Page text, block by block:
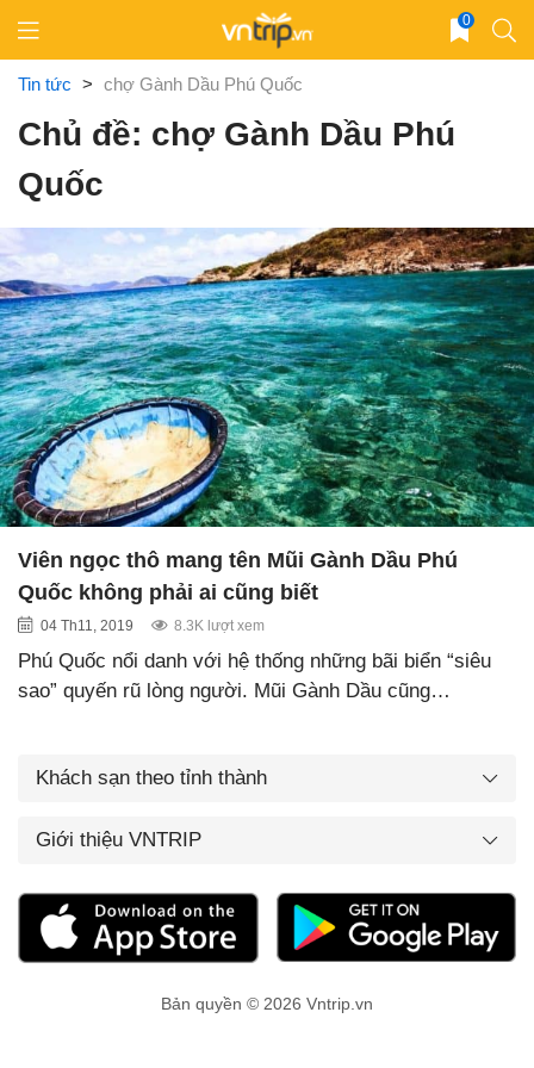
content
0
Tin tức > chợ Gành Dầu Phú Quốc
Chủ đề: chợ Gành Dầu Phú
Quốc
Viên ngọc thô mang tên Mũi Gành Dầu Phú
Quốc không phải ai cũng biết
04 Th11, 2019 8.3K lượt xem
Phú Quốc nổi danh với hệ thống những bãi biển “siêu
sao” quyến rũ lòng người. Mũi Gành Dầu cũng…
Khách sạn theo tỉnh thành
Giới thiệu VNTRIP
Bản quyền © 2026 Vntrip.vn